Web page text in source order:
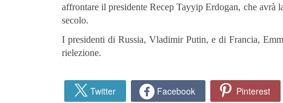
affrontare il presidente Recep Tayyip Erdogan, che avrà
secolo.
I presidenti di Russia, Vladimir Putin, e di Francia,
rielezione.
Twitter Facebook Pinterest